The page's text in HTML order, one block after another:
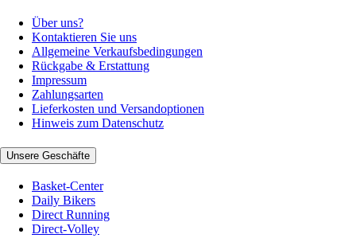
Über uns?
Kontaktieren Sie uns
Allgemeine Verkaufsbedingungen
Rückgabe & Erstattung
Impressum
Zahlungsarten
Lieferkosten und Versandoptionen
Hinweis zum Datenschutz
Unsere Geschäfte
Basket-Center
Daily Bikers
Direct Running
Direct-Volley